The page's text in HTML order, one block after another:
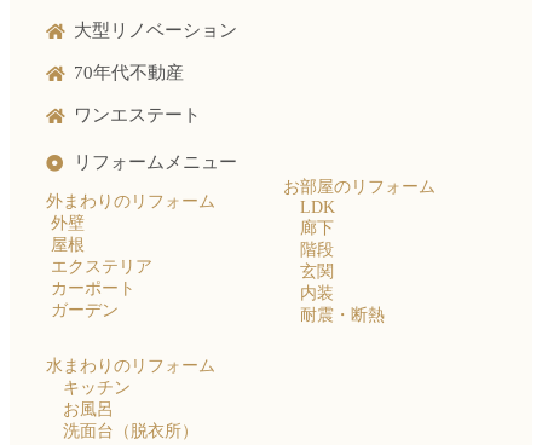
大型リノベーション
70年代不動産
ワンエステート
リフォームメニュー
外まわりのリフォーム
外壁
屋根
エクステリア
カーポート
ガーデン
水まわりのリフォーム
キッチン
お風呂
洗面台（脱衣所）
お部屋のリフォーム
LDK
廊下
階段
玄関
内装
耐震・断熱